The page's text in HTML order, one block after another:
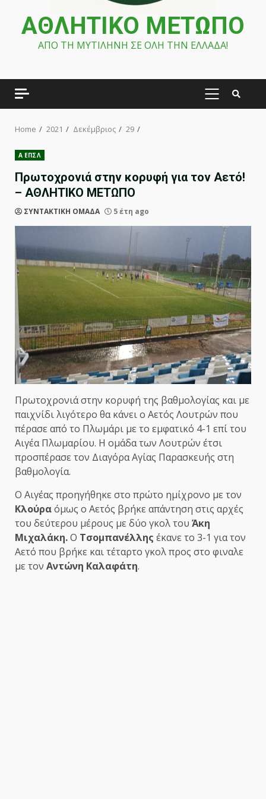
ΑΘΛΗΤΙΚΟ ΜΕΤΩΠΟ
ΑΠΟ ΤΗ ΜΥΤΙΛΗΝΗ ΣΕ ΟΛΗ ΤΗΝ ΕΛΛΑΔΑ!
PRIMARY
Home 2021 Δεκέμβριος 29
Α ΕΠΣΛ
Πρωτοχρονιά στην κορυφή για τον Αετό!
– ΑΘΛΗΤΙΚΟ ΜΕΤΩΠΟ
ΣΥΝΤΑΚΤΙΚΗ ΟΜΑΔΑ 5 έτη ago
Πρωτοχρονιά στην κορυφή της βαθμολογίας και με
παιχνίδι λιγότερο θα κάνει ο Αετός Λουτρών που
πέρασε από το Πλωμάρι με το εμφατικό 4-1 επί του
Αιγέα Πλωμαρίου. Η ομάδα των Λουτρών έτσι
προσπέρασε τον Διαγόρα Αγίας Παρασκευής στη
βαθμολογία.
Ο Αιγέας προηγήθηκε στο πρώτο ημίχρονο με τον
Κλούραόμως ο Αετός βρήκε απάντηση στις αρχές
του δεύτερου μέρους με δύο γκολ του Άκη
Μιχαλάκη.Ο Τσομπανέλλης έκανε το 3-1 για τον
Αετό που βρήκε και τέταρτο γκολ προς στο φιναλε
με τον Αντώνη Καλαφάτη.